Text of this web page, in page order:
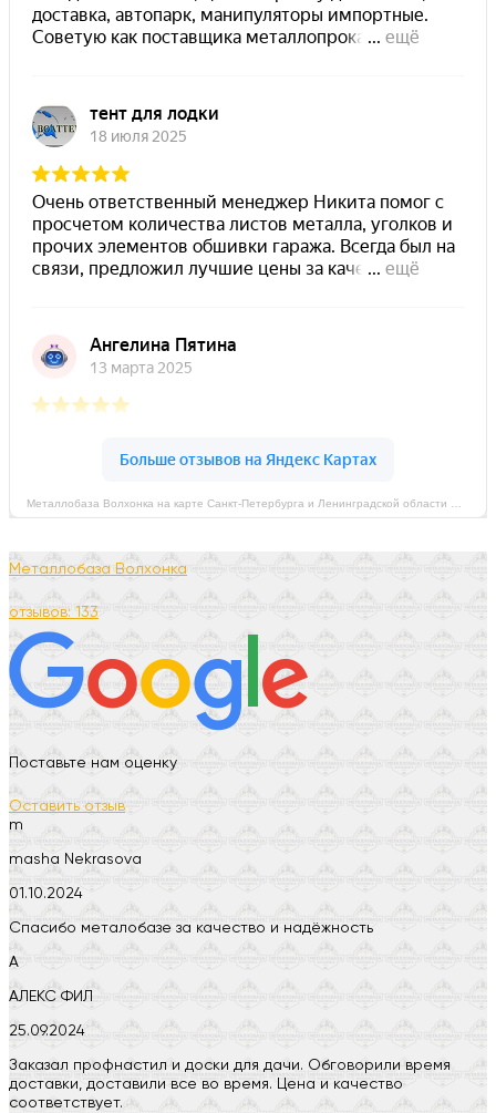
Металлобаза Волхонка
отзывов: 133
Поставьте нам оценку
Оставить отзыв
m
masha Nekrasova
01.10.2024
Спасибо металобазе за качество и надёжность
А
АЛЕКС ФИЛ
25.09.2024
Заказал профнастил и доски для дачи. Обговорили время
доставки, доставили все во время. Цена и качество
соответствует.